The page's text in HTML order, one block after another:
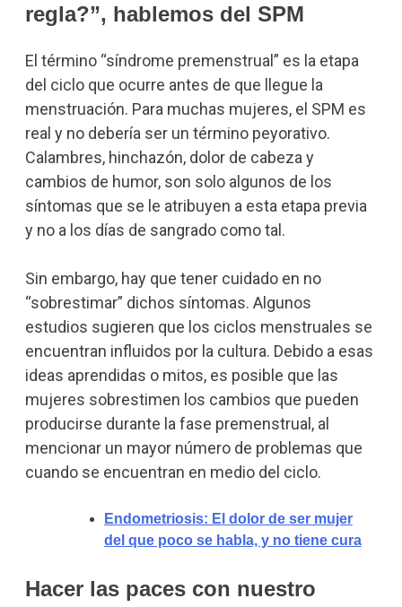
regla?”, hablemos del SPM
El término “síndrome premenstrual” es la etapa
del ciclo que ocurre antes de que llegue la
menstruación. Para muchas mujeres, el SPM es
real y no debería ser un término peyorativo.
Calambres, hinchazón, dolor de cabeza y
cambios de humor, son solo algunos de los
síntomas que se le atribuyen a esta etapa previa
y no a los días de sangrado como tal.
Sin embargo, hay que tener cuidado en no
“sobrestimar” dichos síntomas. Algunos
estudios sugieren que los ciclos menstruales se
encuentran influidos por la cultura. Debido a esas
ideas aprendidas o mitos, es posible que las
mujeres sobrestimen los cambios que pueden
producirse durante la fase premenstrual, al
mencionar un mayor número de problemas que
cuando se encuentran en medio del ciclo.
Endometriosis: El dolor de ser mujer
del que poco se habla, y no tiene cura
Hacer las paces con nuestro